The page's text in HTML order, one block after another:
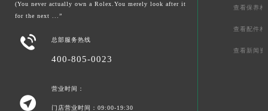
(You never actually own a Rolex.You merely look after it
for the next ...”
 总部服务热线
400-805-0023

营业时间：
门店营业时间：09:00-19:30
查看保养相
查看配件相
查看新闻资